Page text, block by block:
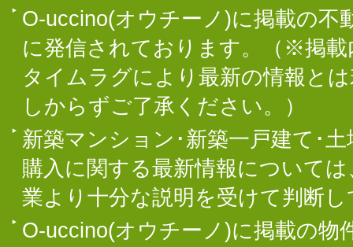
O-uccino(オウチーノ)に掲載の不
に発信されております。（※掲
タイムラグにより最新の情報と
しからずご了承ください。）
新築マンション･新築一戸建て･
購入に関する最新情報について
業より十分な説明を受けて判断
O-uccino(オウチーノ)に掲載の物